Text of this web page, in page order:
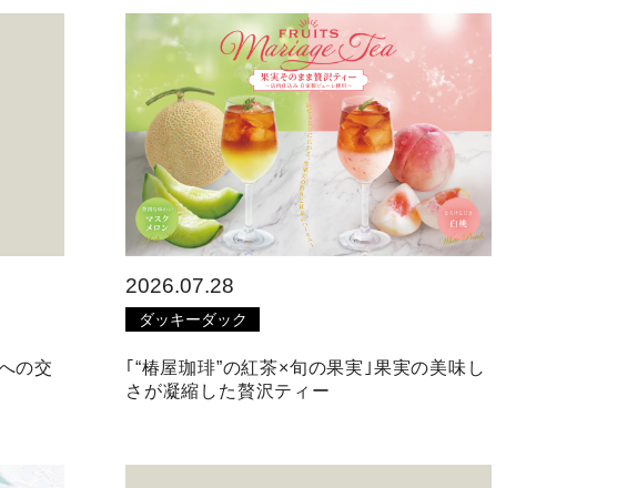
の交
2026.07.28
ダッキーダック
｢“椿屋珈琲”の紅茶×旬の果実｣果実の美味し
さが凝縮した贅沢ティー